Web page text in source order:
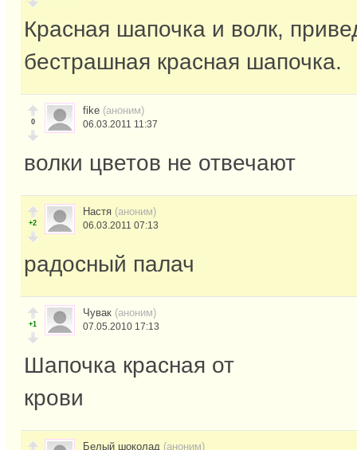
Красная шапочка и волк,
бестрашная красная шапочка.
0
fike (аноним)
06.03.2011 11:37
волки цветов не отвечают
+2
Настя (аноним)
06.03.2011 07:13
радосный палач
+1
Чувак (аноним)
07.05.2010 17:13
Шапочка красная от
крови
Белый шоколад (аноним)